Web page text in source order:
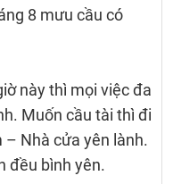
8 mưu cầu có
này thì mọi việc đa
Muốn cầu tài thì đi
– Nhà cửa yên lành.
đều bình yên.